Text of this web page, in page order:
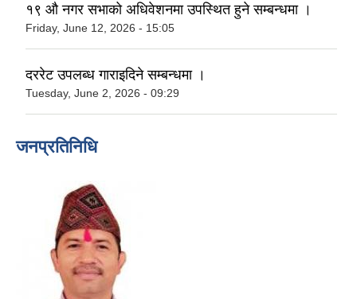
१९ औ नगर सभाको अधिवेशनमा उपस्थित हुने सम्बन्धमा ।
Friday, June 12, 2026 - 15:05
दररेट उपलब्ध गाराइदिने सम्बन्धमा ।
Tuesday, June 2, 2026 - 09:29
जनप्रतिनिधि